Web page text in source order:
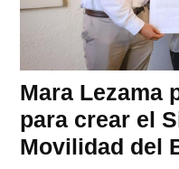
Mara Lezama
para crear el
Movilidad del